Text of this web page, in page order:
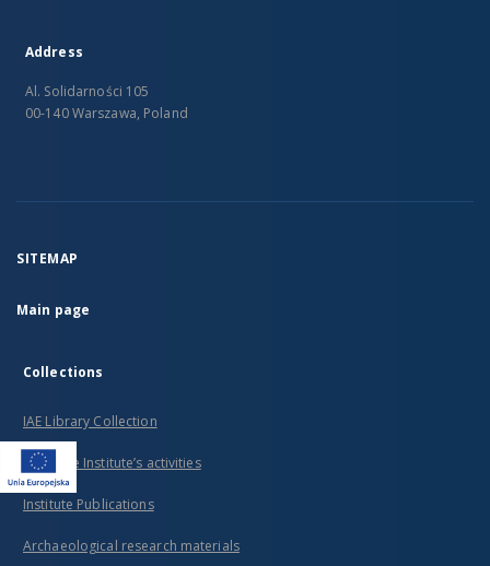
Address
Al. Solidarności 105
00-140 Warszawa, Poland
SITEMAP
Main page
Collections
IAE Library Collection
From the Institute’s activities
Institute Publications
Archaeological research materials